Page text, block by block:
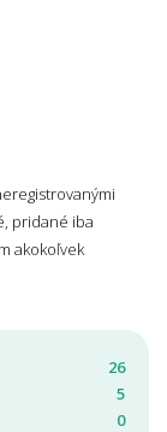
pridané iba
akokoľvek
26
5
0